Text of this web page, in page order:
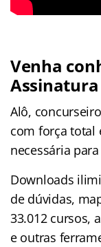
Venha
Alô,
com força total
necessária
Downloads
de dúvidas,
33.012 cursos,
e outras